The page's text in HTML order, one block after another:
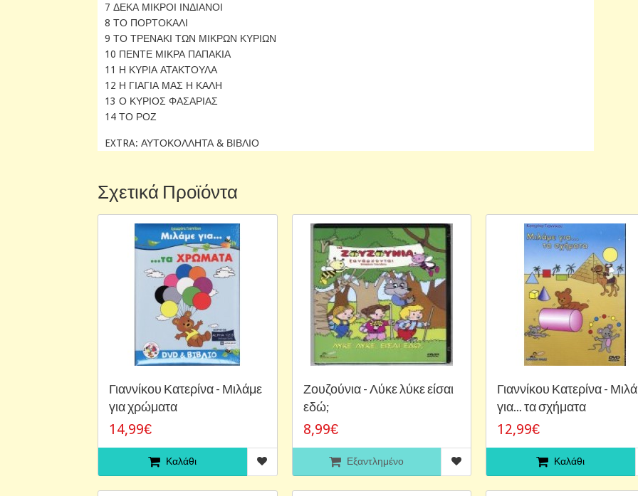
7 ΔΕΚΑ ΜΙΚΡΟΙ ΙΝΔΙΑΝΟΙ
8 ΤΟ ΠΟΡΤΟΚΑΛΙ
9 ΤΟ ΤΡΕΝΑΚΙ ΤΩΝ ΜΙΚΡΩΝ ΚΥΡΙΩΝ
10 ΠΕΝΤΕ ΜΙΚΡΑ ΠΑΠΑΚΙΑ
11 Η ΚΥΡΙΑ ΑΤΑΚΤΟΥΛΑ
12 Η ΓΙΑΓΙΑ ΜΑΣ Η ΚΑΛΗ
13 Ο ΚΥΡΙΟΣ ΦΑΣΑΡΙΑΣ
14 ΤΟ ΡΟΖ
EXTRA: ΑΥΤΟΚΟΛΛΗΤΑ & ΒΙΒΛΙΟ
Σχετικά Προϊόντα
Γιαννίκου Κατερίνα - Μιλάμε
για χρώματα
14,99€
Καλάθι
Ζουζούνια - Λύκε λύκε είσαι
εδώ;
8,99€
Εξαντλημένο
Γιαννίκου Κατερίνα -
για... τα σχήματα
12,99€
Καλάθι